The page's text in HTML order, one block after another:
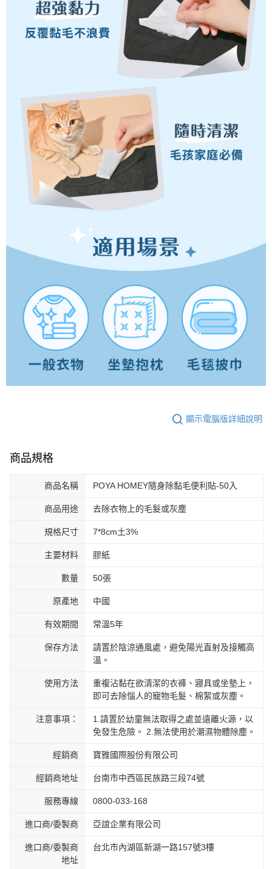
顯示電腦版詳細說明
商品規格
商品名稱 POYA HOMEY隨身除黏毛便利貼-50入
商品用途 去除衣物上的毛髮或灰塵
規格尺寸 7*8cm土3%
主要材料 膠紙
數量 50張
原產地 中國
有效期間 常溫5年
保存方法
請置於陰涼通風處，避免陽光直射及接觸高
溫。
使用方法
重複沾黏在欲清潔的衣褲、寢具或坐墊上，
即可去除惱人的寵物毛髮、棉絮或灰塵。
注意事項：
1.請置於幼童無法取得之處並遠離火源，以
免發生危險。 2.無法使用於潮濕物體除塵。
經銷商 寶雅國際股份有限公司
經銷商地址 台南市中西區民族路三段74號
服務專線 0800-033-168
進口商/委製商 亞誼企業有限公司
進口商/委製商
地址
台北市內湖區新湖一路157號3樓